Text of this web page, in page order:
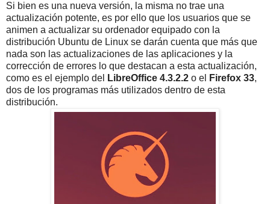
Si bien es una nueva versión, la misma no trae una
actualización potente, es por ello que los usuarios que se
animen a actualizar su ordenador equipado con la
distribución Ubuntu de Linux se darán cuenta que más que
nada son las actualizaciones de las aplicaciones y la
corrección de errores lo que destacan a esta actualización,
como es el ejemplo del
LibreOffice 4.3.2.2 o el Firefox 33,
dos de los programas más utilizados dentro de esta
distribución.